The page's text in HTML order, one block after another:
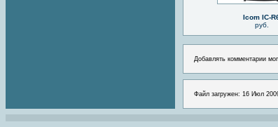
Icom IC-
руб.
Добавлять комментарии
Файл загружен: 16 Июл